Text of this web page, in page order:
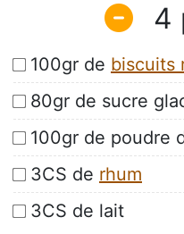
4
100gr de biscuits
80gr de sucre
100gr de poudre
3CS de rhum
3CS de lait